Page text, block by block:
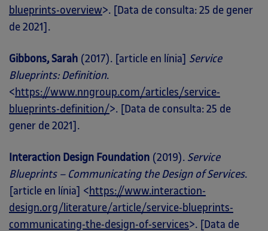
blueprints-overview>. [Data de consulta: 25 de gener
de 2021].
Gibbons, Sarah (2017). [article en línia] Service
Blueprints: Definition.
< https://www.nngroup.com/articles/service-
blueprints-definition/>. [Data de consulta: 25 de
gener de 2021].
Interaction Design Foundation (2019). Service
Blueprints – Communicating the Design of Services.
[article en línia] < https://www.interaction-
design.org/literature/article/service-blueprints-
communicating-the-design-of-services>. [Data de